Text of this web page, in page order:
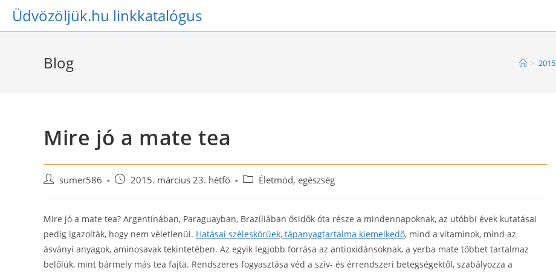
SkipÜdvözöljük.hu linkkatalógus
Blog > 2015
Mire jó a mate tea
Post sumer586
Post 2015. március 23. hétfő
Post Életmód, egészség
Mire jó a mate tea? Argentínában, Paraguayban, Brazíliában ősidők óta része a mindennapoknak, az utóbbi évek kutatásai
pedig igazolták, hogy nem véletlenül. Hatásai széleskörűek, tápanyagtartalma kiemelkedő, mind a vitaminok, mind az
ásványi anyagok, aminosavak tekintetében. Az egyik legjobb forrása az antioxidánsoknak, a yerba mate többet tartalmaz
belőlük, mint bármely más tea fajta. Rendszeres fogyasztása véd a szív- és érrendszeri betegségektől, szabályozza a